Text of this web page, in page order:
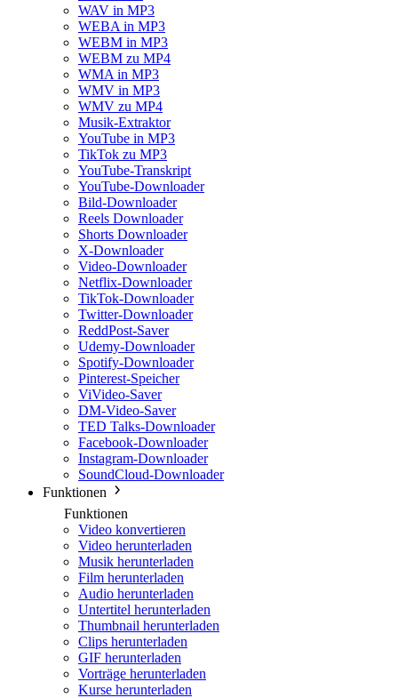
WAV in MP3
WEBA in MP3
WEBM in MP3
WEBM zu MP4
WMA in MP3
WMV in MP3
WMV zu MP4
Musik-Extraktor
YouTube in MP3
TikTok zu MP3
YouTube-Transkript
YouTube-Downloader
Bild-Downloader
Reels Downloader
Shorts Downloader
X-Downloader
Video-Downloader
Netflix-Downloader
TikTok-Downloader
Twitter-Downloader
ReddPost-Saver
Udemy-Downloader
Spotify-Downloader
Pinterest-Speicher
ViVideo-Saver
DM-Video-Saver
TED Talks-Downloader
Facebook-Downloader
Instagram-Downloader
SoundCloud-Downloader
Funktionen
Funktionen
Video konvertieren
Video herunterladen
Musik herunterladen
Film herunterladen
Audio herunterladen
Untertitel herunterladen
Thumbnail herunterladen
Clips herunterladen
GIF herunterladen
Vorträge herunterladen
Kurse herunterladen